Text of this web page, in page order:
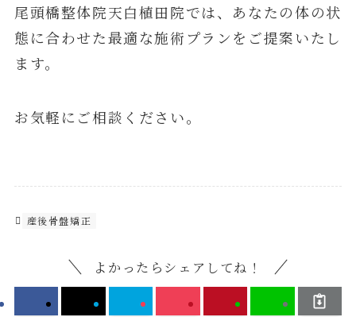
尾頭橋整体院天白植田院では、あなたの体の状
態に合わせた最適な施術プランをご提案いたし
ます。
お気軽にご相談ください。
産後骨盤矯正
よかったらシェアしてね！